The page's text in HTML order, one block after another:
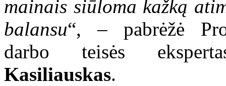
mainais siūloma kažką
balansu“, – pabrėžė
darbo teisės
Kasiliauskas.